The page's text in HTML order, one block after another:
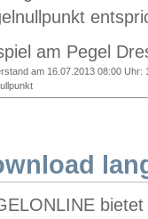
am Pegel
am 16.07.2013 08:00 Uhr: